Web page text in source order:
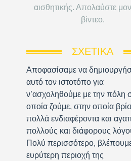
αισθητικής. Απολαύστε
βίντεο.
ΣΧΕΤΙΚΆ
Αποφασίσαμε να
αυτό τον ιστοτόπο για
ν’ασχοληθούμε με την πόλη
οποία ζούμε, στην οποία
πολλά ενδιαφέροντα και
πολλούς και διάφορους
Πολύ περισσότερο,
ευρύτερη περιοχή της